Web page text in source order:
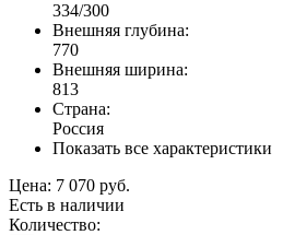
334/300
Внешняя глубина:
770
Внешняя ширина:
813
Страна:
Россия
Показать все характеристики
Цена: 7 070 руб.
Есть в наличии
Количество: